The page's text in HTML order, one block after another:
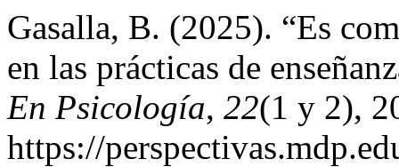
Gasalla, B. (2025). “Es
en las prácticas de
En Psicología, 22(1 y 2),
https://